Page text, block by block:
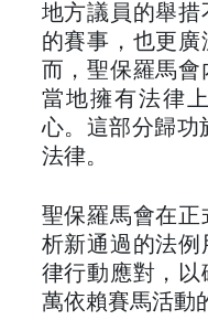
地方議員的舉
的賽事，也更
而，聖保羅馬
當地擁有法律
心。這部分歸功
法律。
聖保羅馬會在
析新通過的法
律行動應對，
萬依賴賽馬活動